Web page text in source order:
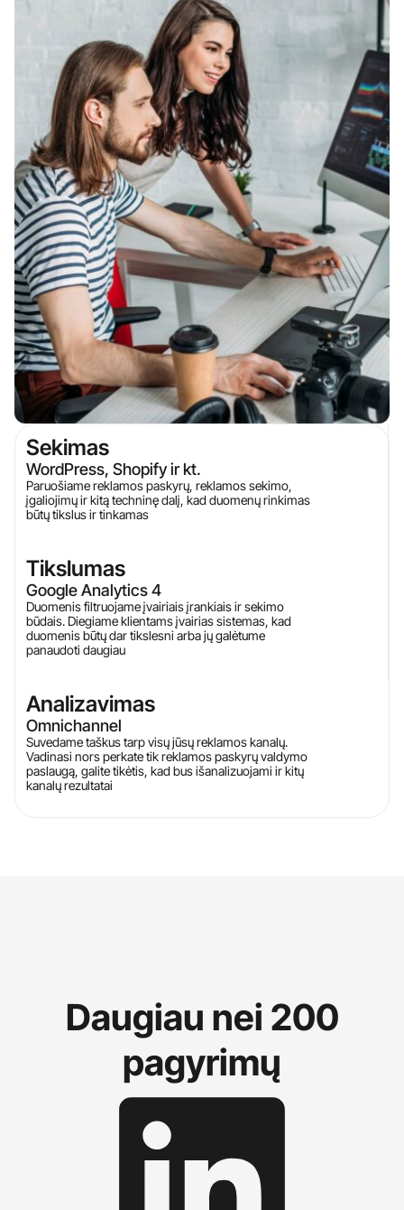
Sekimas
WordPress, Shopify ir kt.
Paruošiame reklamos paskyrų, reklamos sekimo,
įgaliojimų ir kitą techninę dalį, kad duomenų rinkimas
būtų tikslus ir tinkamas
Tikslumas
Google Analytics 4
Duomenis filtruojame įvairiais įrankiais ir sekimo
būdais. Diegiame klientams įvairias sistemas, kad
duomenis būtų dar tikslesni arba jų galėtume
panaudoti daugiau
Analizavimas
Omnichannel
Suvedame taškus tarp visų jūsų reklamos kanalų.
Vadinasi nors perkate tik reklamos paskyrų valdymo
paslaugą, galite tikėtis, kad bus išanalizuojami ir kitų
kanalų rezultatai
Daugiau nei 200
pagyrimų